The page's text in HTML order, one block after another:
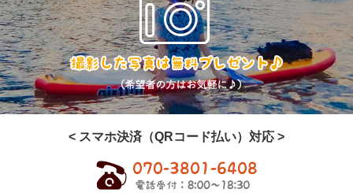
< スマホ決済（QRコード払い）対応 >